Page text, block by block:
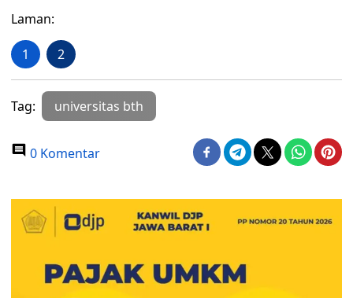
Laman:
1 2
Tag: universitas bth
0 Komentar